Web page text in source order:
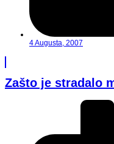
4 Augusta, 2007
Zašto je stradalo